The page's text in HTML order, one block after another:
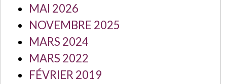
MAI 2026
NOVEMBRE 2025
MARS 2024
MARS 2022
FÉVRIER 2019